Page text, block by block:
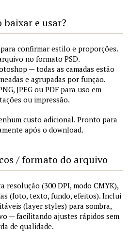
baixar e usar?
confirmar estilo e proporções.
no formato PSD.
— todas as camadas estão
e agrupadas por função.
JPEG ou PDF para uso em
ou impressão.
custo adicional. Pronto para
após o download.
/ formato do arquivo
resolução (300 DPI, modo CMYK),
(foto, texto, fundo, efeitos). Inclui
(layer styles) para sombra,
— facilitando ajustes rápidos sem
de qualidade.